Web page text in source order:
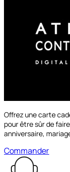
Offrez une carte
pour être sûr de
anniversaire,
Commander